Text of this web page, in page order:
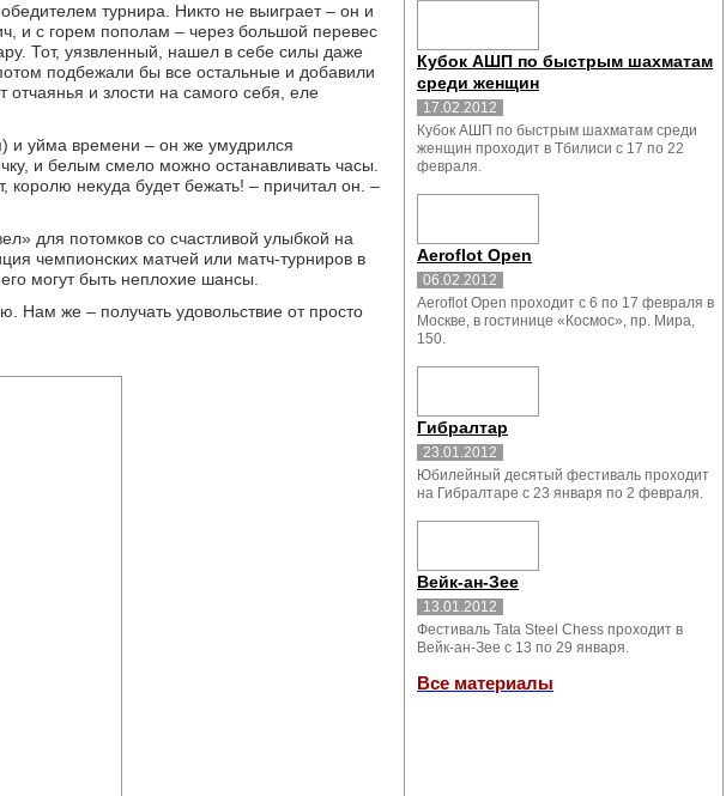
турнира. Никто не выиграет – он и
и с горем пополам – через большой перевес
Тот, уязвленный, нашел в себе силы даже
подбежали бы все остальные и добавили
и злости на самого себя, еле
и уйма времени – он же умудрился
и белым смело можно останавливать часы.
королю некуда будет бежать! – причитал он. –
для потомков со счастливой улыбкой на
чемпионских матчей или матч-турниров в
могут быть неплохие шансы.
Нам же – получать удовольствие от просто
Кубок АШП по быстрым шахматам
среди женщин
17.02.2012
Кубок АШП по быстрым шахматам среди
женщин проходит в Тбилиси с 17 по 22
февраля.
Aeroflot Open
06.02.2012
Aeroflot Open проходит с 6 по 17 февраля в
Москве, в гостинице «Космос», пр. Мира,
150.
Гибралтар
23.01.2012
Юбилейный десятый фестиваль проходит
на Гибралтаре с 23 января по 2 февраля.
Вейк-ан-Зее
13.01.2012
Фестиваль Tata Steel Chess проходит в
Вейк-ан-Зее с 13 по 29 января.
Все материалы